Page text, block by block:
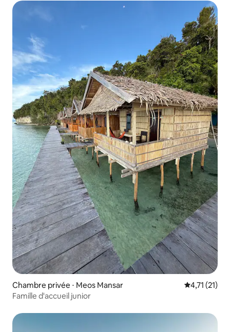
Chambre privée ⋅ Meos Mansar Évaluation
4,71 (21)
Famille d'accueil junior